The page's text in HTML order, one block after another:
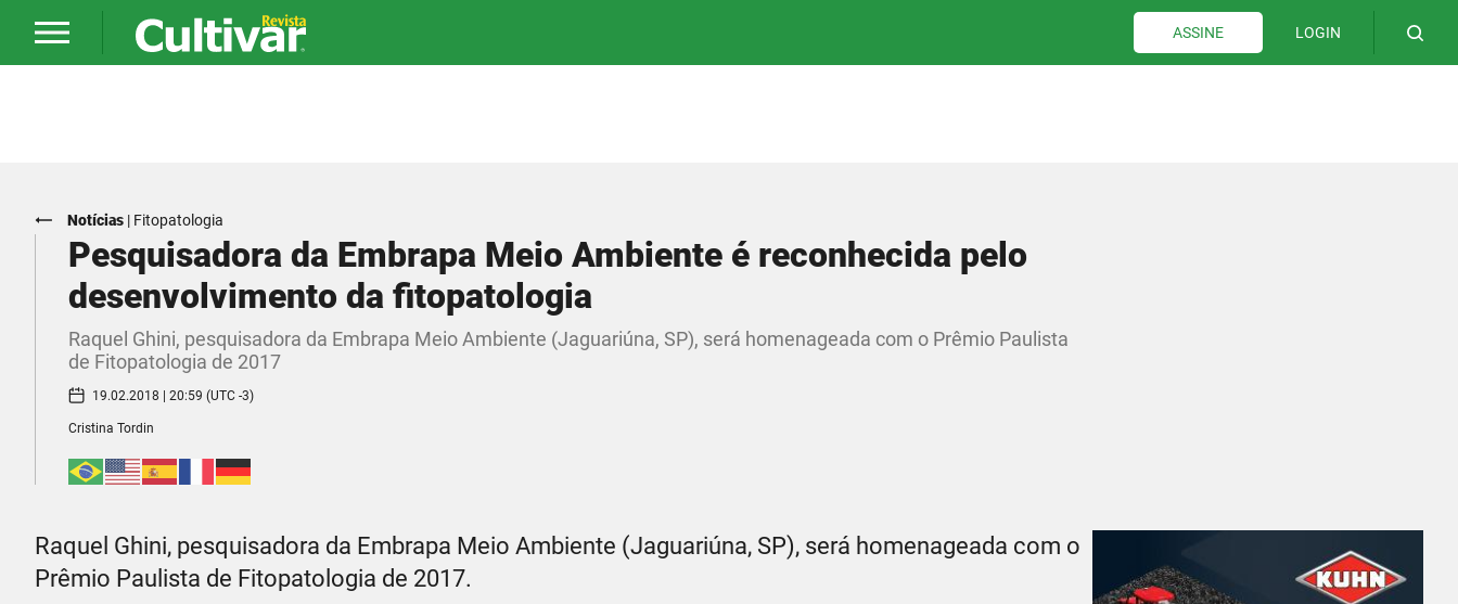
ASSINE LOGIN
Notícias | Fitopatologia
Pesquisadora da Embrapa Meio Ambiente é reconhecida pelo
desenvolvimento da fitopatologia
​Raquel Ghini, pesquisadora da Embrapa Meio Ambiente (Jaguariúna, SP), será homenageada com o Prêmio Paulista
de Fitopatologia de 2017
19.02.2018 | 20:59 (UTC -3)
Cristina Tordin​
Raquel Ghini, pesquisadora da Embrapa Meio Ambiente (Jaguariúna, SP), será homenageada com o
Prêmio Paulista de Fitopatologia de 2017.